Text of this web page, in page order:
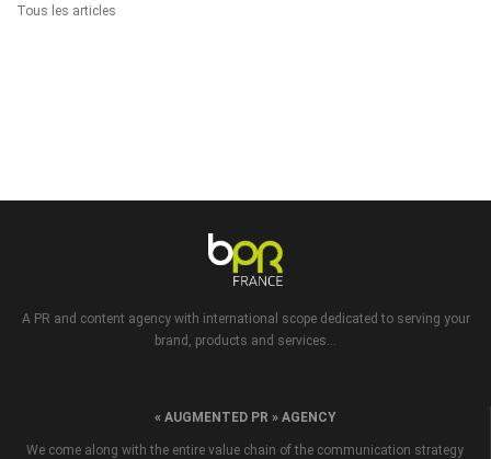
Tous les articles
A PR and content agency with international scope dedicated to serving your
brand, products and services...
« AUGMENTED PR » AGENCY
We come along with the entire value chain of the communication strategy